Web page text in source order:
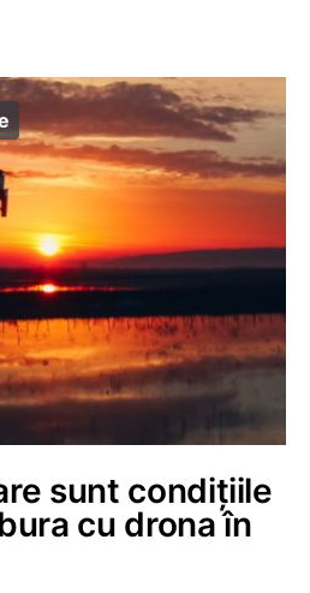
sunt condițiile
cu drona în